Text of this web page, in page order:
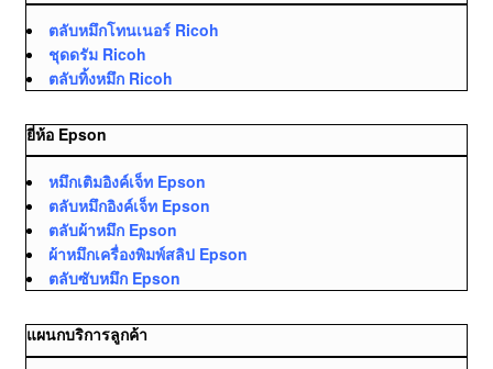
ตลับหมึกโทนเนอร์ Ricoh
ชุดดรัม Ricoh
ตลับทิ้งหมึก Ricoh
ยี่ห้อ Epson
หมึกเติมอิงค์เจ็ท Epson
ตลับหมึกอิงค์เจ็ท Epson
ตลับผ้าหมึก Epson
ผ้าหมึกเครื่องพิมพ์สลิป Epson
ตลับซับหมึก Epson
แผนกบริการลูกค้า